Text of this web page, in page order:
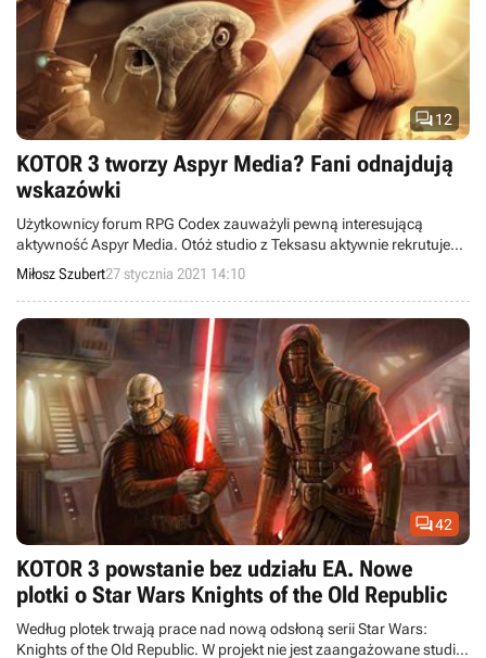
12
KOTOR 3 tworzy Aspyr Media? Fani odnajdują
wskazówki
Użytkownicy forum RPG Codex zauważyli pewną interesującą
aktywność Aspyr Media. Otóż studio z Teksasu aktywnie rekrutuje
nowe osoby do prac nad dużą grą RPG. W połączeniu z faktem, że
zatrudnia ono sporo weteranów BioWare, pojawiły się spekulacje, że
to właśnie ta ekipa jest odpowiedzialna za tworzenie Star Wars:
Knights of the Old Republic 3 (bądź remake'u którejś z poprzednich
odsłon).
Miłosz Szubert27 stycznia 2021 14:10
42
KOTOR 3 powstanie bez udziału EA. Nowe
plotki o Star Wars Knights of the Old Republic
Według plotek trwają prace nad nową odsłoną serii Star Wars:
Knights of the Old Republic. W projekt nie jest zaangażowane studio